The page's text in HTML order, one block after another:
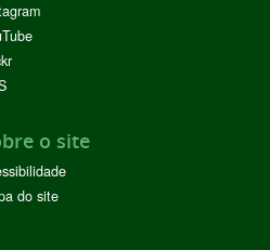
o site
do site